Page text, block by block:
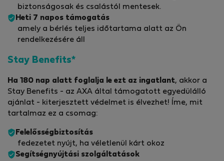
biztonságosak és csalástól mentesek.
Heti 7 napos támogatás
amely a bérlés teljes időtartama alatt az Ön
rendelkezésére áll
Stay Benefits*
Ha 180 nap alatt foglalja le ezt az ingatlant, akkor a
Stay Benefits - az AXA által támogatott egyedülálló
ajánlat - kiterjesztett védelmet is élvezhet! Íme, mit
tartalmaz ez a csomag:
Felelősségbiztosítás
fedezetet nyújt, ha véletlenül kárt okoz
Segítségnyújtási szolgáltatások